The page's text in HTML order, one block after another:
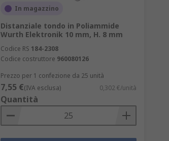
In magazzino
Distanziale tondo in Poliammide
Wurth Elektronik 10 mm, H. 8 mm
Codice RS 184-2308
Codice costruttore 960080126
Prezzo per 1 confezione da 25 unità
7,55 €(IVA esclusa) 0,302 €/unità
Quantità